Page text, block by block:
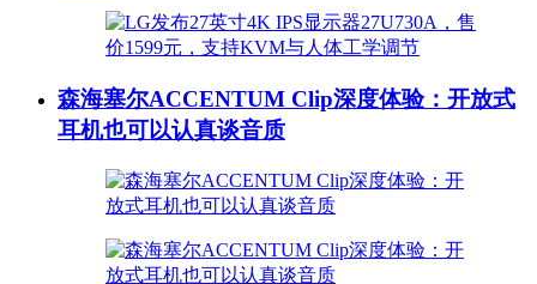
森海塞尔ACCENTUM Clip深度体验：开放式
耳机也可以认真谈音质